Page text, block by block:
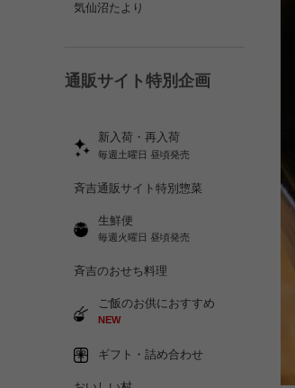
気仙沼たより
通販サイト特別企画
新入荷・再入荷
毎週土曜日 昼頃発売
斉吉通販サイト特別惣菜
生鮮便
毎週火曜日 昼頃発売
斉吉のおせち料理
ご飯のお供におすすめ
NEW
ギフト・詰め合わせ